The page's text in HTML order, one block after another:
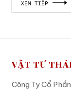
XEM TIẾP
VẬT TƯ
Công Ty Cổ